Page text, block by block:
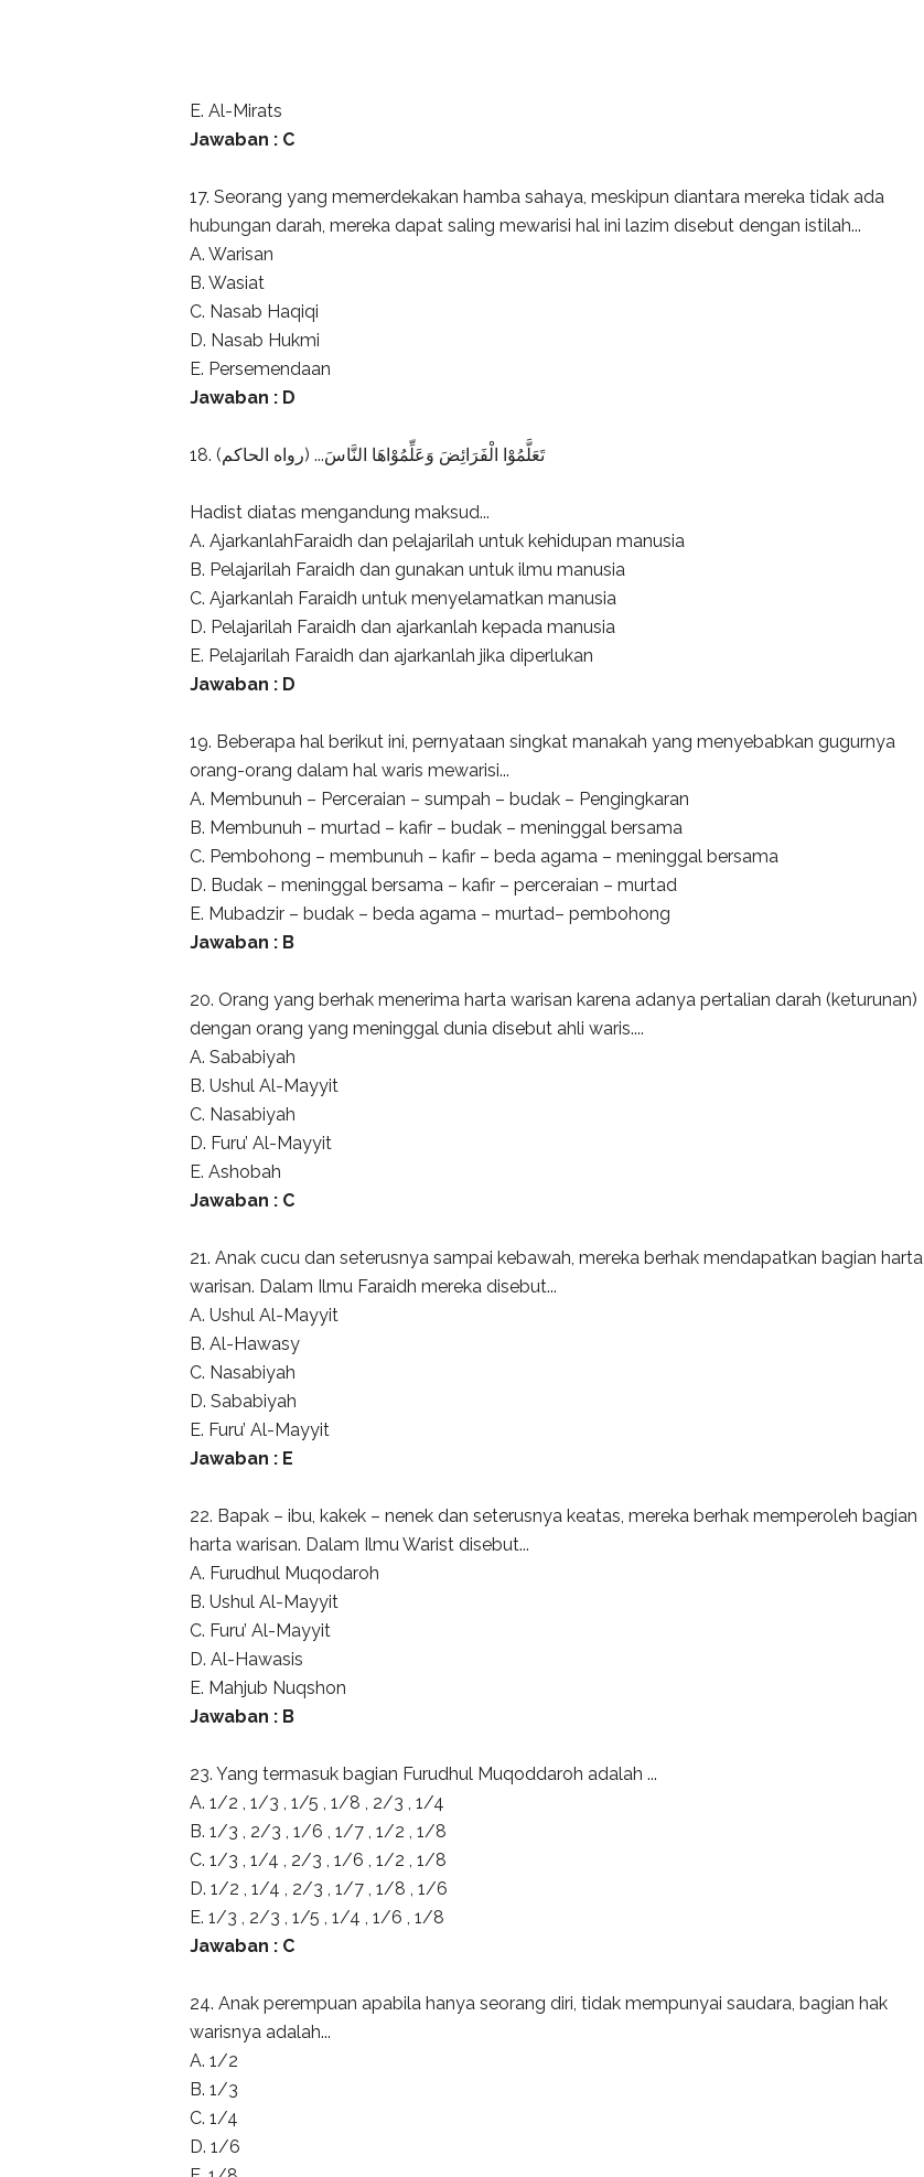
E. Al-Mirats
Jawaban : C
17. Seorang yang memerdekakan hamba sahaya, meskipun diantara mereka tidak ada
hubungan darah, mereka dapat saling mewarisi hal ini lazim disebut dengan istilah...
A. Warisan
B. Wasiat
C. Nasab Haqiqi
D. Nasab Hukmi
E. Persemendaan
Jawaban : D
18. تَعَلَّمُوْا الْفَرَائِضَ وَعَلِّمُوْاهَا النَّاسَ... (رواه الحاكم)
Hadist diatas mengandung maksud...
A. AjarkanlahFaraidh dan pelajarilah untuk kehidupan manusia
B. Pelajarilah Faraidh dan gunakan untuk ilmu manusia
C. Ajarkanlah Faraidh untuk menyelamatkan manusia
D. Pelajarilah Faraidh dan ajarkanlah kepada manusia
E. Pelajarilah Faraidh dan ajarkanlah jika diperlukan
Jawaban : D
19. Beberapa hal berikut ini, pernyataan singkat manakah yang menyebabkan gugurnya
orang-orang dalam hal waris mewarisi...
A. Membunuh – Perceraian – sumpah – budak – Pengingkaran
B. Membunuh – murtad – kafir – budak – meninggal bersama
C. Pembohong – membunuh – kafir – beda agama – meninggal bersama
D. Budak – meninggal bersama – kafir – perceraian – murtad
E. Mubadzir – budak – beda agama – murtad– pembohong
Jawaban : B
20. Orang yang berhak menerima harta warisan karena adanya pertalian darah (keturunan)
dengan orang yang meninggal dunia disebut ahli waris....
A. Sababiyah
B. Ushul Al-Mayyit
C. Nasabiyah
D. Furu’ Al-Mayyit
E. Ashobah
Jawaban : C
21. Anak cucu dan seterusnya sampai kebawah, mereka berhak mendapatkan bagian harta
warisan. Dalam Ilmu Faraidh mereka disebut...
A. Ushul Al-Mayyit
B. Al-Hawasy
C. Nasabiyah
D. Sababiyah
E. Furu’ Al-Mayyit
Jawaban : E
22. Bapak – ibu, kakek – nenek dan seterusnya keatas, mereka berhak memperoleh bagian
harta warisan. Dalam Ilmu Warist disebut...
A. Furudhul Muqodaroh
B. Ushul Al-Mayyit
C. Furu’ Al-Mayyit
D. Al-Hawasis
E. Mahjub Nuqshon
Jawaban : B
23. Yang termasuk bagian Furudhul Muqoddaroh adalah ...
A. 1/2 , 1/3 , 1/5 , 1/8 , 2/3 , 1/4
B. 1/3 , 2/3 , 1/6 , 1/7 , 1/2 , 1/8
C. 1/3 , 1/4 , 2/3 , 1/6 , 1/2 , 1/8
D. 1/2 , 1/4 , 2/3 , 1/7 , 1/8 , 1/6
E. 1/3 , 2/3 , 1/5 , 1/4 , 1/6 , 1/8
Jawaban : C
24. Anak perempuan apabila hanya seorang diri, tidak mempunyai saudara, bagian hak
warisnya adalah...
A. 1/2
B. 1/3
C. 1/4
D. 1/6